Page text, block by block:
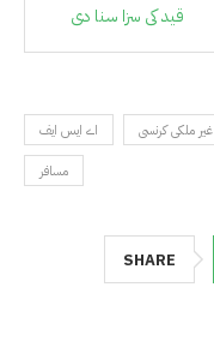
قید کی سزا سنا دی
اے ایس ایف غیر ملکی کرنسی
مسافر
SHARE